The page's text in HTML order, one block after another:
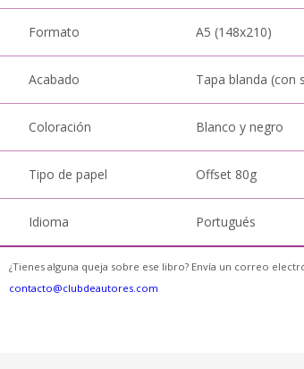
Formato A5 (148x210)
Acabado Tapa blanda (con
Coloración Blanco y negro
Tipo de papel Offset 80g
Idioma Portugués
¿Tienes alguna queja sobre ese libro? Envía un correo
contacto@clubdeautores.com